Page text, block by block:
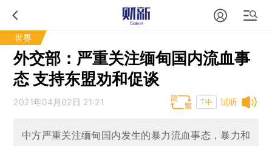
世界
外交部：严重关注缅甸国内流血事
态 支持东盟劝和促谈
试听
2021年04月02日 21:21 T中
中方严重关注缅甸国内发生的暴力流血事态，暴力和